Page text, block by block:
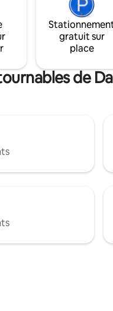
gratuit sur
place
de